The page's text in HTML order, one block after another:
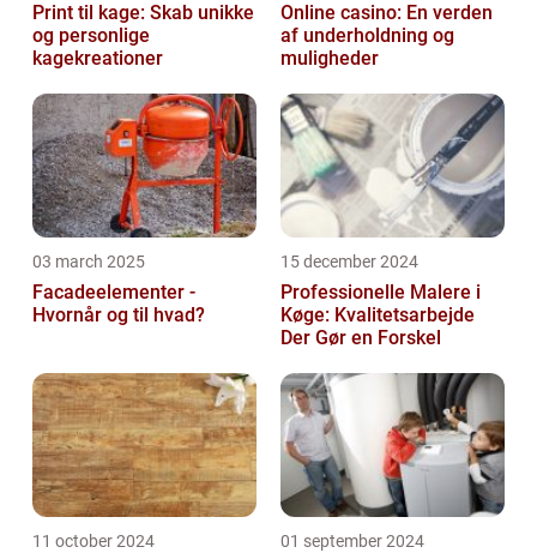
Print til kage: Skab unikke
og personlige
kagekreationer
Online casino: En verden
af underholdning og
muligheder
03 march 2025
Facadeelementer -
Hvornår og til hvad?
15 december 2024
Professionelle Malere i
Køge: Kvalitetsarbejde
Der Gør en Forskel
11 october 2024 01 september 2024